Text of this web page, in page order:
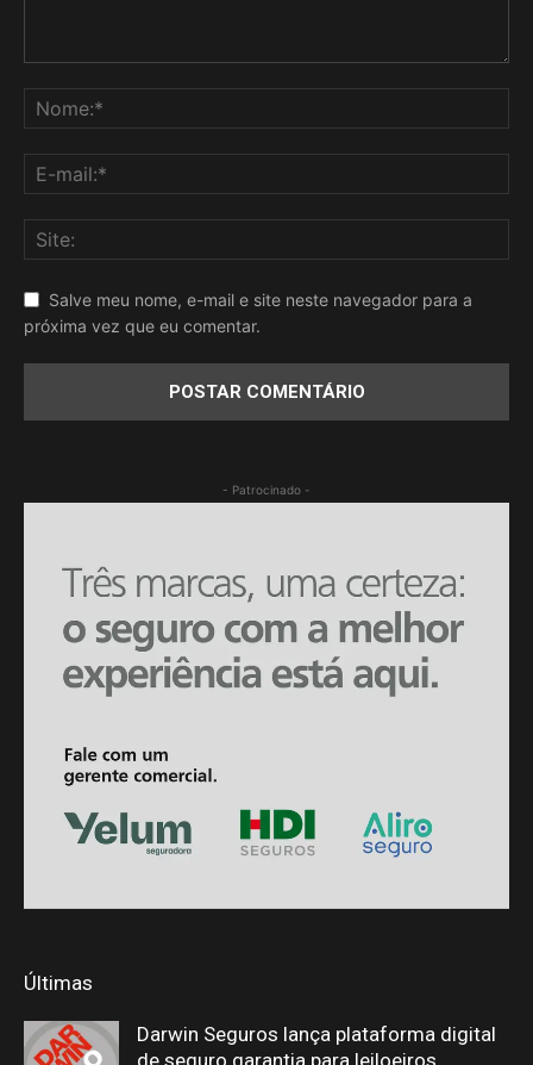
Salve meu nome, e-mail e site neste navegador para a
próxima vez que eu comentar.
- Patrocinado -
Últimas
Darwin Seguros lança plataforma digital